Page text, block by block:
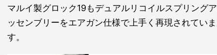
マルイ製グロック19もデュアルリコイルスプリングア
ッセンブリーをエアガン仕様で上手く再現されていま
す。